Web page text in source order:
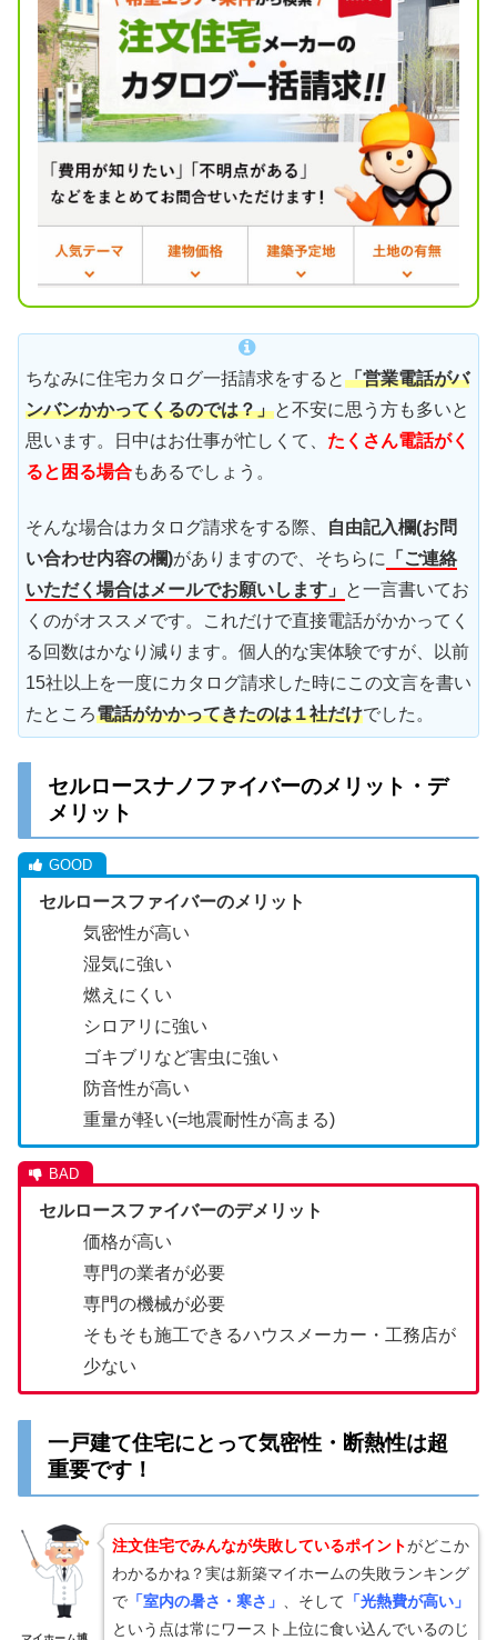
ちなみに住宅カタログ一括請求をすると「営業電話がバ
ンバンかかってくるのでは？」と不安に思う方も多いと
思います。日中はお仕事が忙しくて、 たくさん電話がく
ると困る場合もあるでしょう。
そんな場合はカタログ請求をする際、
自由記入欄(お問
い合わせ内容の欄)がありますので、そちらに
「ご連絡
いただく場合はメールでお願いします」
と一言書いてお
くのがオススメです。これだけで直接電話がかかってく
る回数はかなり減ります。個人的な実体験ですが、以前
15社以上を一度にカタログ請求した時にこの文言を書い
たところ電話がかかってきたのは１社だけでした。
セルロースナノファイバーのメリット・デ
メリット
セルロースファイバーのメリット
気密性が高い
湿気に強い
燃えにくい
シロアリに強い
ゴキブリなど害虫に強い
防音性が高い
重量が軽い(=地震耐性が高まる)
セルロースファイバーのデメリット
価格が高い
専門の業者が必要
専門の機械が必要
そもそも施工できるハウスメーカー・工務店が
少ない
一戸建て住宅にとって気密性・断熱性は超
重要です！
注文住宅でみんなが失敗しているポイントがどこか
わかるかね？実は新築マイホームの失敗ランキング
で「室内の暑さ・寒さ」 、そして 「光熱費が高い」
という点は常にワースト上位に食い込んでいるのじ